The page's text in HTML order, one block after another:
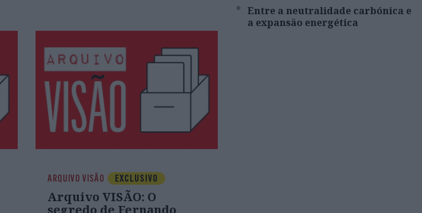
ARQUIVO VISÃO EXCLUSIVO
Arquivo VISÃO: O
segredo de Fernando
Entre a neutralidade carbónica e
a expansão energética